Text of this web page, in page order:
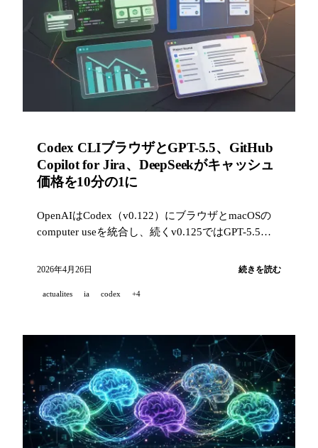
Codex CLIブラウザとGPT-5.5、GitHub
Copilot for Jira、DeepSeekがキャッシュ
価格を10分の1に
OpenAIはCodex（v0.122）にブラウザとmacOSの
computer useを統合し、続くv0.125ではGPT-5.5を
enterprise機能を追加し、DeepSeekはキャッシュ価
2026年4月26日 続きを読む
actualites ia codex +4